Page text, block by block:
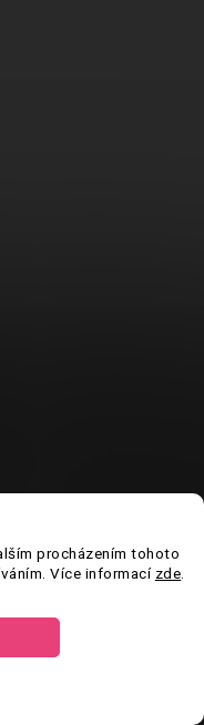
procházením tohoto
Více informací zde